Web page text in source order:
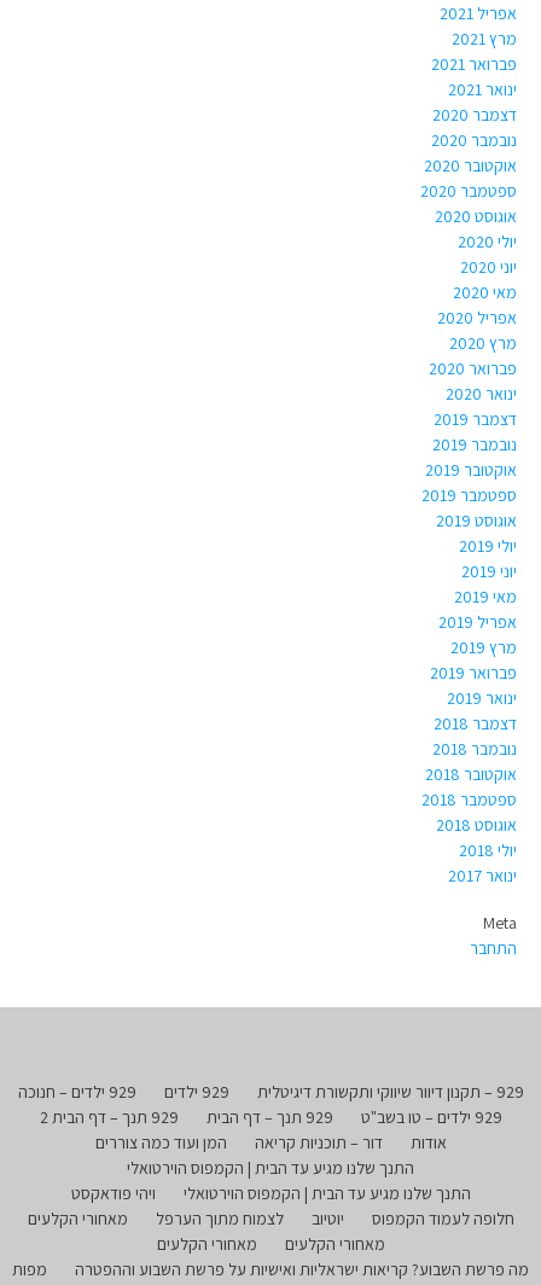
אפריל 2021
מרץ 2021
פברואר 2021
ינואר 2021
דצמבר 2020
נובמבר 2020
אוקטובר 2020
ספטמבר 2020
אוגוסט 2020
יולי 2020
יוני 2020
מאי 2020
אפריל 2020
מרץ 2020
פברואר 2020
ינואר 2020
דצמבר 2019
נובמבר 2019
אוקטובר 2019
ספטמבר 2019
אוגוסט 2019
יולי 2019
יוני 2019
מאי 2019
אפריל 2019
מרץ 2019
פברואר 2019
ינואר 2019
דצמבר 2018
נובמבר 2018
אוקטובר 2018
ספטמבר 2018
אוגוסט 2018
יולי 2018
ינואר 2017
Meta
התחבר
929 – תקנון דיוור שיווקי ותקשורת דיגיטלית 929 ילדים
929 ילדים – חנוכה
929 ילדים – טו בשב"ט
929 תנך – דף הבית
929 תנך – דף הבית 2
אודות
דור – תוכניות קריאה
המן ועוד כמה צוררים
התנך שלנו מגיע עד הבית | הקמפוס הוירטואלי
התנך שלנו מגיע עד הבית | הקמפוס הוירטואלי
ויהי פודאקסט
חלופה לעמוד הקמפוס
יוטיוב לצמוח מתוך הערפל
מאחורי הקלעים
מאחורי הקלעים
מאחורי הקלעים
מה פרשת השבוע? קריאות ישראליות ואישיות על פרשת השבוע וההפטרה
מפות